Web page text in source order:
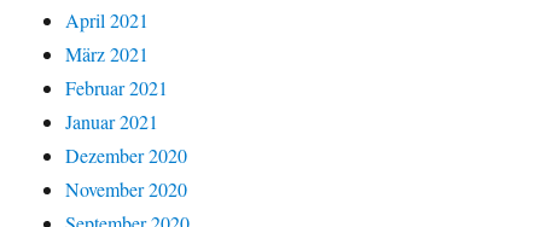
April 2021
März 2021
Februar 2021
Januar 2021
Dezember 2020
November 2020